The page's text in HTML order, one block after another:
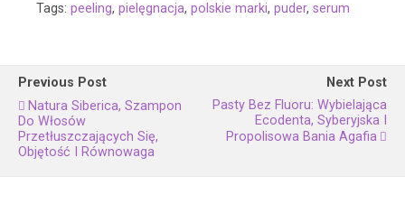
Tags: peeling, pielęgnacja, polskie marki, puder, serum
Previous Post
Natura Siberica, Szampon
Do Włosów
Przetłuszczających Się,
Objętość I Równowaga
Next Post
Pasty Bez Fluoru: Wybielająca
Ecodenta, Syberyjska I
Propolisowa Bania Agafia